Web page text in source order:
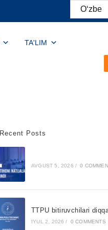
TA'LIM
Recent Posts
AVGUST 5, 2026 / 0
TTPU bitiruvchilari
IYUL 2, 2026 / 0 COMMENTS